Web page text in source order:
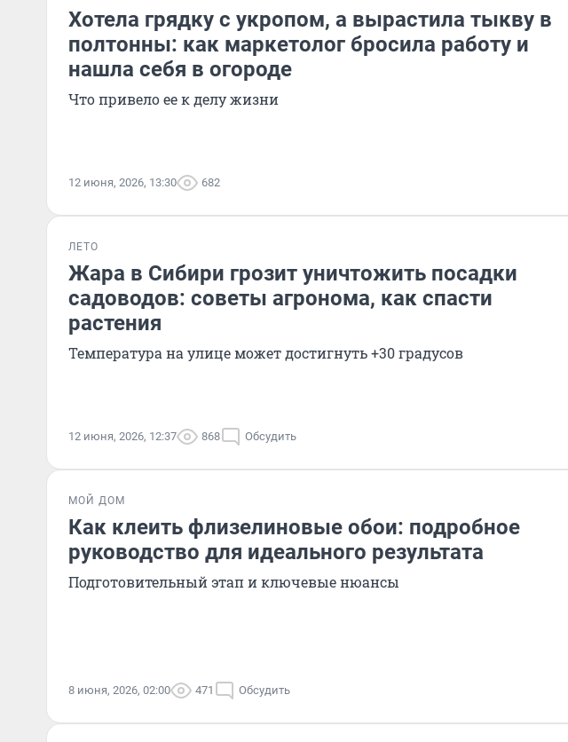
Хотела грядку с укропом, а вырастила тыкву в
полтонны: как маркетолог бросила работу и
нашла себя в огороде
Что привело ее к делу жизни
12 июня, 2026, 13:30 682
ЛЕТО
Жара в Сибири грозит уничтожить посадки
садоводов: советы агронома, как спасти
растения
Температура на улице может достигнуть +30 градусов
12 июня, 2026, 12:37 868 Обсудить
МОЙ ДОМ
Как клеить флизелиновые обои: подробное
руководство для идеального результата
Подготовительный этап и ключевые нюансы
8 июня, 2026, 02:00 471 Обсудить